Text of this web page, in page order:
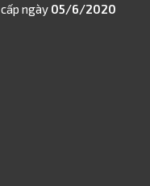
cấp ngày 05/6/2020